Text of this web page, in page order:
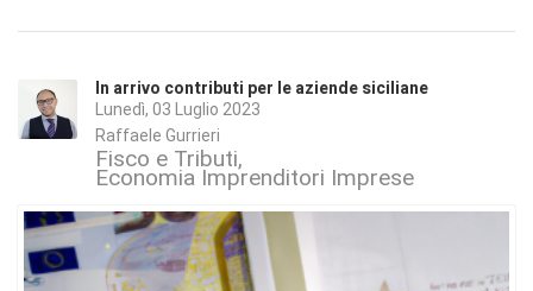
In arrivo contributi per le aziende siciliane
Lunedì, 03 Luglio 2023
Raffaele Gurrieri
Fisco e Tributi
Economia Imprenditori Imprese